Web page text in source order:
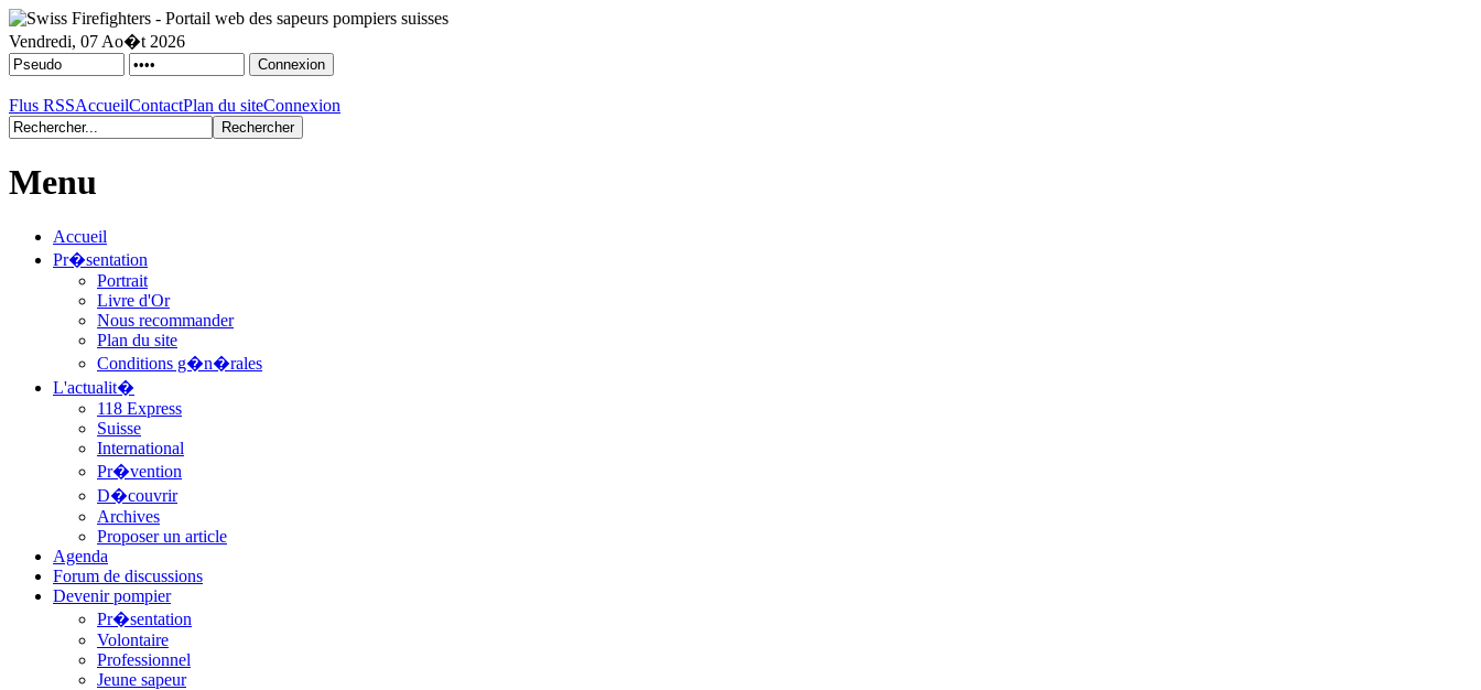
Vendredi, 07 Ao�t 2026
Flus RSSAccueilContactPlan du siteConnexion
Menu
Accueil
Pr�sentation
Portrait
Livre d'Or
Nous recommander
Plan du site
Conditions g�n�rales
L'actualit�
118 Express
Suisse
International
Pr�vention
D�couvrir
Archives
Proposer un article
Agenda
Forum de discussions
Devenir pompier
Pr�sentation
Volontaire
Professionnel
Jeune sapeur